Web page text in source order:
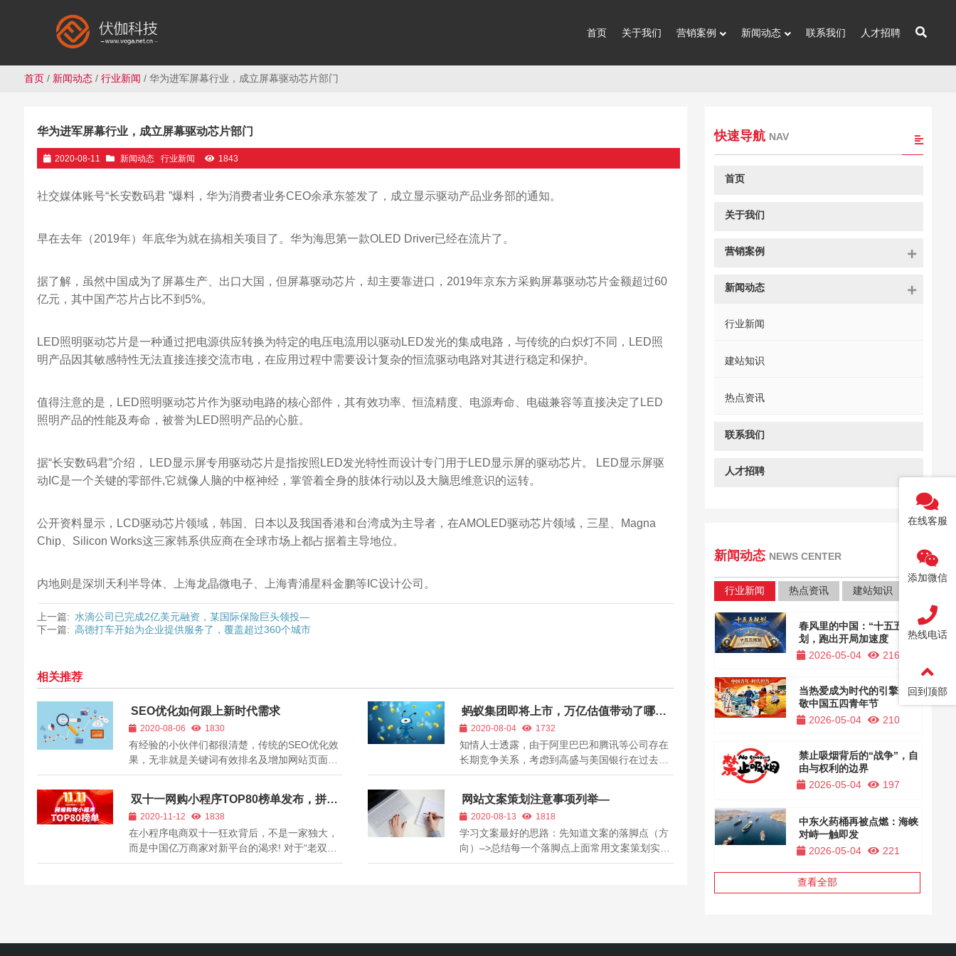
首页 关于我们 营销案例 新闻动态 联系我们 人才招聘
首页/ 新闻动态/ 行业新闻 / 华为进军屏幕行业，成立屏幕驱动芯片部门
华为进军屏幕行业，成立屏幕驱动芯片部门
2020-08-11 新闻动态 行业新闻 1843
社交媒体账号“长安数码君 ”爆料，华为消费者业务CEO余承东签发了，成立显示驱动产品业务部的通知。
早在去年（2019年）年底华为就在搞相关项目了。华为海思第一款OLED Driver已经在流片了。
据了解，虽然中国成为了屏幕生产、出口大国，但屏幕驱动芯片，却主要靠进口，2019年京东方采购屏幕驱动芯片金额超过60
亿元，其中国产芯片占比不到5%。
LED照明驱动芯片是一种通过把电源供应转换为特定的电压电流用以驱动LED发光的集成电路，与传统的白炽灯不同，LED照
明产品因其敏感特性无法直接连接交流市电，在应用过程中需要设计复杂的恒流驱动电路对其进行稳定和保护。
值得注意的是，LED照明驱动芯片作为驱动电路的核心部件，其有效功率、恒流精度、电源寿命、电磁兼容等直接决定了LED
照明产品的性能及寿命，被誉为LED照明产品的心脏。
据“长安数码君”介绍， LED显示屏专用驱动芯片是指按照LED发光特性而设计专门用于LED显示屏的驱动芯片。 LED显示屏驱
动IC是一个关键的零部件,它就像人脑的中枢神经，掌管着全身的肢体行动以及大脑思维意识的运转。
公开资料显示，LCD驱动芯片领域，韩国、日本以及我国香港和台湾成为主导者，在AMOLED驱动芯片领域，三星、Magna
Chip、Silicon Works这三家韩系供应商在全球市场上都占据着主导地位。
内地则是深圳天利半导体、上海龙晶微电子、上海青浦星科金鹏等IC设计公司。
上一篇: 水滴公司已完成2亿美元融资，某国际保险巨头领投—
下一篇: 高德打车开始为企业提供服务了，覆盖超过360个城市
相关推荐
SEO优化如何跟上新时代需求
2020-08-06 1830
有经验的小伙伴们都很清楚，传统的SEO优化效
果，无非就是关键词有效排名及增加网站页面收
录数量和PR权重。拓展核心词进而延伸到各种有
来研究部署。网站架构的设置、代码优化、H标
签、关键词合理密度、图片优化等等，尽所...
蚂蚁集团即将上市，万亿估值带动了哪些
产业？
2020-08-04 1732
知情人士透露，由于阿里巴巴和腾讯等公司存在
长期竞争关系，考虑到高盛与美国银行在过去的
资本市场中与腾讯等公司的合作关系，二者均将
据显示，蚂蚁金服每天的支付笔数超过了8000万
笔，用户支付占比是中国用户的50...
双十一网购小程序TOP80榜单发布，拼多
多第二
2020-11-12 1838
在小程序电商双十一狂欢背后，不是一家独大，
而是中国亿万商家对新平台的渴求! 对于“老双十
一人”来说，昨晚才是双十一的“正日子”。虽然今
网站文案策划注意事项列举—
2020-08-13 1818
学习文案最好的思路：先知道文案的落脚点（方
向）–>总结每一个落脚点上面常用文案策划实战
技巧–>文案高手； 和之前建议大家学习网站运营
快速导航 NAV
首页
关于我们
营销案例
新闻动态
行业新闻
建站知识
热点资讯
联系我们
人才招聘
新闻动态 NEWS CENTER
行业新闻 热点资讯 建站知识
春风里的中国：“十五五”规
划，跑出开局加速度
2026-05-04
216
当热爱成为时代的引擎，致
敬中国五四青年节
2026-05-04
210
禁止吸烟背后的“战争”，自
由与权利的边界
2026-05-04
197
中东火药桶再被点燃：海峡
对峙一触即发
2026-05-04
221
查看全部
在线客服
添加微信
热线电话
回到顶部